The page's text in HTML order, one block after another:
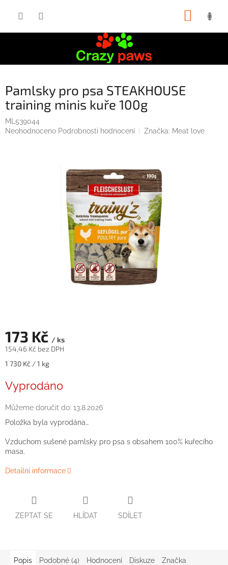
Pamlsky pro psa STEAKHOUSE
training minis kuře 100g
ML539044
Průměrné
Neohodnoceno Podrobnosti hodnocení Značka: Meat love
173 Kč / ks
154,46 Kč bez DPH
Měrná
1 730 Kč / 1 kg
Vyprodáno
Můžeme doručit do: 13.8.2026
Položka byla vyprodána…
Vzduchom sušené pamlsky pro psa s obsahem 100% kuřecího
masa.
Detailní informace
ZEPTAT SE HLÍDAT SDÍLET
Popis Podobné (4) Hodnocení Diskuze Značka